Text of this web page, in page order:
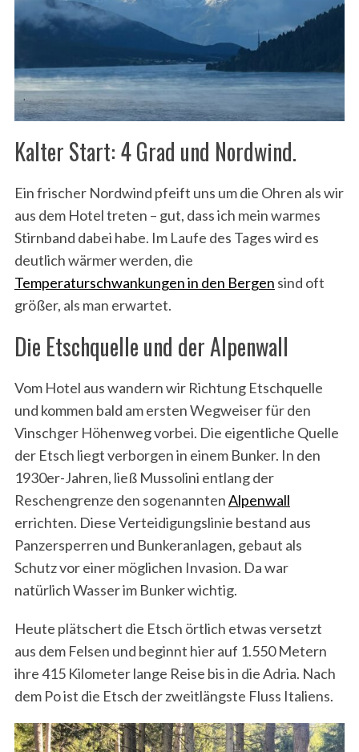
Kalter Start: 4 Grad und Nordwind.
Ein frischer Nordwind pfeift uns um die Ohren als wir
aus dem Hotel treten – gut, dass ich mein warmes
Stirnband dabei habe. Im Laufe des Tages wird es
deutlich wärmer werden, die
Temperaturschwankungen in den Bergen sind oft
größer, als man erwartet.
Die Etschquelle und der Alpenwall
Vom Hotel aus wandern wir Richtung Etschquelle
und kommen bald am ersten Wegweiser für den
Vinschger Höhenweg vorbei. Die eigentliche Quelle
der Etsch liegt verborgen in einem Bunker. In den
1930er-Jahren, ließ Mussolini entlang der
Reschengrenze den sogenanntenAlpenwall
errichten. Diese Verteidigungslinie bestand aus
Panzersperren und Bunkeranlagen, gebaut als
Schutz vor einer möglichen Invasion. Da war
natürlich Wasser im Bunker wichtig.
Heute plätschert die Etsch örtlich etwas versetzt
aus dem Felsen und beginnt hier auf 1.550 Metern
ihre 415 Kilometer lange Reise bis in die Adria. Nach
dem Po ist die Etsch der zweitlängste Fluss Italiens.